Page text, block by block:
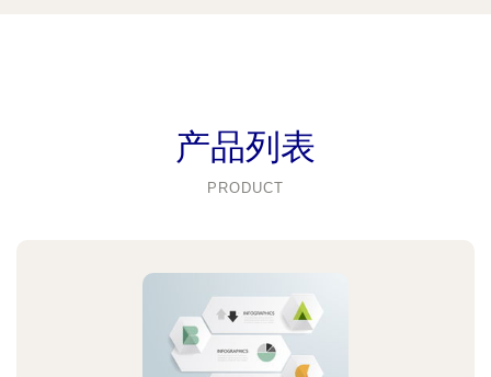
产品列表
PRODUCT